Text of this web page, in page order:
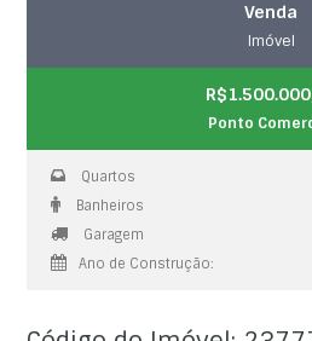
Venda
Imóvel
Ponto
Quartos
Banheiros
Garagem
Ano de Construção: